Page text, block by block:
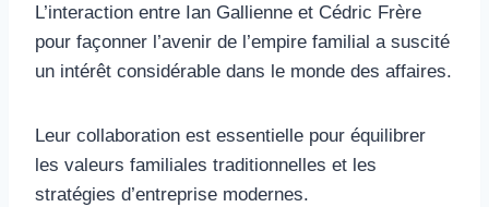
L’interaction entre Ian Gallienne et Cédric Frère
pour façonner l’avenir de l’empire familial a suscité
un intérêt considérable dans le monde des affaires.
Leur collaboration est essentielle pour équilibrer
les valeurs familiales traditionnelles et les
stratégies d’entreprise modernes.